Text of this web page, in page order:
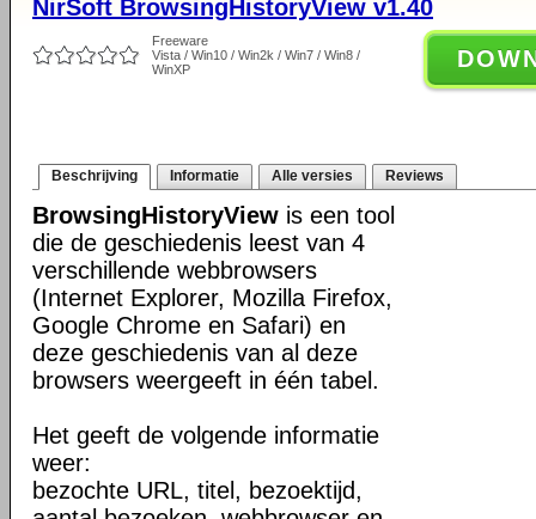
NirSoft BrowsingHistoryView v1.40
Freeware
Vista / Win10 / Win2k / Win7 / Win8 /
WinXP
Beschrijving Informatie Alle versies Reviews
BrowsingHistoryView is een tool
die de geschiedenis leest van 4
verschillende webbrowsers
(Internet Explorer, Mozilla Firefox,
Google Chrome en Safari) en
deze geschiedenis van al deze
browsers weergeeft in één tabel.
Het geeft de volgende informatie
weer:
bezochte URL, titel, bezoektijd,